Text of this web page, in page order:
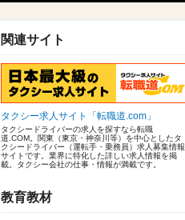
関連サイト
タクシー求人サイト「転職道.com」
タクシードライバーの求人を探すなら転職
道.COM。関東（東京・神奈川等）を中心としたタ
クシードライバー（運転手・乗務員）求人募集情報
サイトです。業界に特化した詳しい求人情報を掲
載。タクシー会社の仕事・情報が満載です。
教育教材